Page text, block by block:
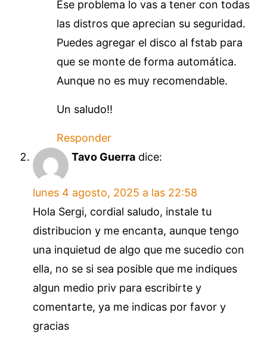
Ese problema lo vas a tener con todas
las distros que aprecian su seguridad.
Puedes agregar el disco al fstab para
que se monte de forma automática.
Aunque no es muy recomendable.
Un saludo!!
Responder
Tavo Guerra dice:
lunes 4 agosto, 2025 a las 22:58
Hola Sergi, cordial saludo, instale tu
distribucion y me encanta, aunque tengo
una inquietud de algo que me sucedio con
ella, no se si sea posible que me indiques
algun medio priv para escribirte y
comentarte, ya me indicas por favor y
gracias